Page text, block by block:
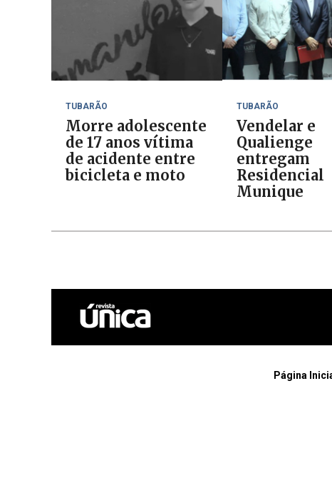
TUBARÃO
Morre adolescente
de 17 anos vítima
de acidente entre
bicicleta e moto
TUBARÃO
Vendelar e
Qualienge
entregam
Residencial
Munique
Página